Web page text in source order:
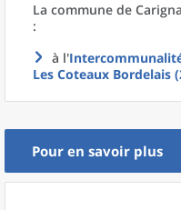
La commune de
:
à l'
Les Coteaux Bordelais
Pour en savoir plus